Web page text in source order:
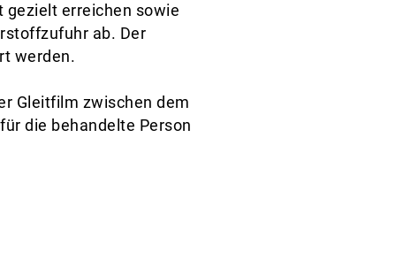
gezielt erreichen sowie
ab. Der
werden.
Gleitfilm zwischen dem
die behandelte Person